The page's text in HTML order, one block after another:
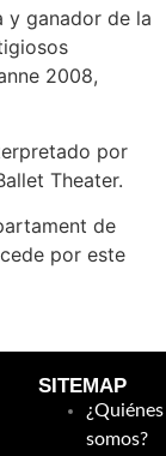
y ganador de la
2008,
por
Theater.
de
por este
SITEMAP
¿Quiénes
somos?